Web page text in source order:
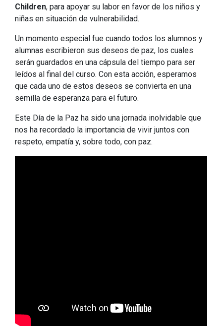
Children, para apoyar su labor en favor de los niños y
niñas en situación de vulnerabilidad.
Un momento especial fue cuando todos los alumnos y
alumnas escribieron sus deseos de paz, los cuales
serán guardados en una cápsula del tiempo para ser
leídos al final del curso. Con esta acción, esperamos
que cada uno de estos deseos se convierta en una
semilla de esperanza para el futuro.
Este Día de la Paz ha sido una jornada inolvidable que
nos ha recordado la importancia de vivir juntos con
respeto, empatía y, sobre todo, con paz.